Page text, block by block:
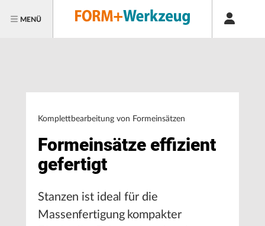
MENÜ
Komplettbearbeitung von Formeinsätzen
Formeinsätze effizient
gefertigt
Stanzen ist ideal für die
Massenfertigung kompakter